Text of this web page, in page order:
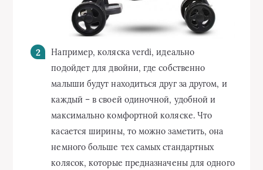
Например, коляска verdi, идеально
подойдет для двойни, где собственно
малыши будут находиться друг за другом, и
каждый – в своей одиночной, удобной и
максимально комфортной коляске. Что
касается ширины, то можно заметить, она
немного больше тех самых стандартных
колясок, которые предназначены для одного